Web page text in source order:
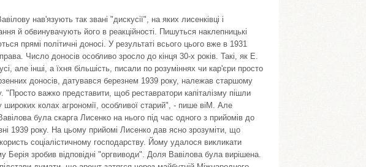
нав'язують так звані "дискусії", на яких лисенківці і
й обвинувачують його в реакційності. Пишуться наклепницькі
прямі політичні доносі. У результаті всього цього вже в 1931
Число доносів особливо зросло до кінця 30-х років. Такі, як Е.
але інші, а їхня більшість, писали по розуміннях чи кар'єри просто
доносів, датувався березнем 1939 року, належав старшому
важко представити, щоб реставратори капіталізму пішли
широких колах агрономії, особливої старий", - пише віМ. Але
була скарга Лисенко на нього під час одного з прийомів до
1939 року. На цьому прийомі Лисенко дав ясно зрозуміти, що
соціалістичному господарству. Йому удалося викликати
Берія зробив відповідні "оргвиводи". Доля Вавілова була вирішена.